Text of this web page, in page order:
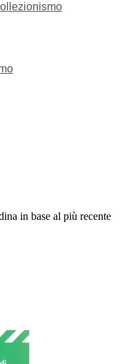
in base al più recente